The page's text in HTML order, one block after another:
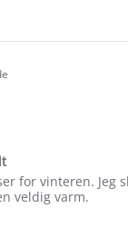
for vinteren.
veldig varm.